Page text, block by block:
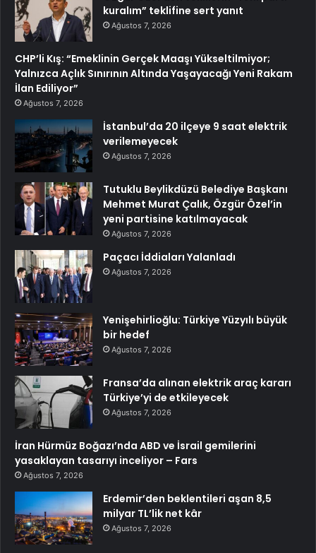
kuralım” teklifine sert yanıt
Ağustos 7, 2026
CHP’li Kış: “Emeklinin Gerçek Maaşı Yükseltilmiyor;
Yalnızca Açlık Sınırının Altında Yaşayacağı Yeni Rakam
İlan Ediliyor”
Ağustos 7, 2026
İstanbul’da 20 ilçeye 9 saat elektrik
verilemeyecek
Ağustos 7, 2026
Tutuklu Beylikdüzü Belediye Başkanı
Mehmet Murat Çalık, Özgür Özel’in
yeni partisine katılmayacak
Ağustos 7, 2026
Paçacı İddiaları Yalanladı
Ağustos 7, 2026
Yenişehirlioğlu: Türkiye Yüzyılı büyük
bir hedef
Ağustos 7, 2026
Fransa’da alınan elektrik araç kararı
Türkiye’yi de etkileyecek
Ağustos 7, 2026
İran Hürmüz Boğazı’nda ABD ve İsrail gemilerini
yasaklayan tasarıyı inceliyor – Fars
Ağustos 7, 2026
Erdemir’den beklentileri aşan 8,5
milyar TL’lik net kâr
Ağustos 7, 2026